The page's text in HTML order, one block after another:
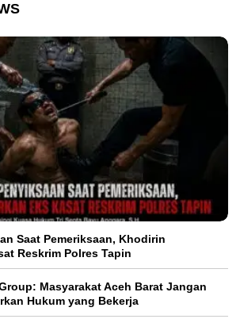
Saat Pemeriksaan, Khodirin
Reskrim Polres Tapin
Masyarakat Aceh Barat Jangan
Hukum yang Bekerja